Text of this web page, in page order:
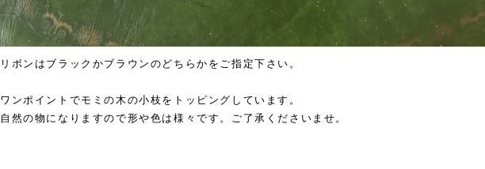
リボンはブラックかブラウンのどちらかをご指定下さい。
ワンポイントでモミの木の小枝をトッピングしています。
自然の物になりますので形や色は様々です。ご了承くださいませ。